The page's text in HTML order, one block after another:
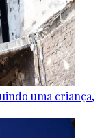
uma criança,